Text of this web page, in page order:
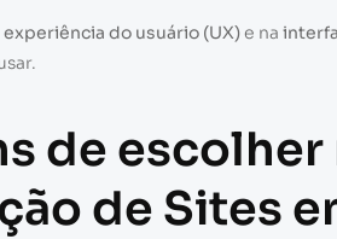
experiência do usuário (UX)e na
de
de Sites